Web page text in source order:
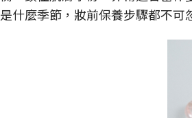
是什麼季節，妝前保養步驟都不可